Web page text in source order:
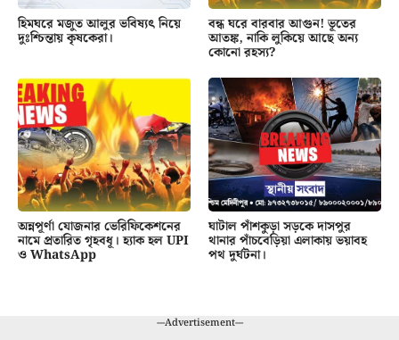
হিমঘরে মজুত আলুর ভবিষ্যৎ নিয়ে
দুঃশ্চিন্তায় কৃষকেরা।
বন্ধ ঘরে বারবার আগুন! ভূতের
আতঙ্ক, নাকি লুকিয়ে আছে অন্য
কোনো রহস্য?
অন্নপূর্ণা যোজনার ভেরিফিকেশনের
নামে প্রতারিত গৃহবধূ। হ্যাক হল UPI
ও WhatsApp
ঘাটাল পাঁশকুড়া সড়কে দাসপুর
থানার পাঁচবেড়িয়া এলাকায় ভয়াবহ
পথ দুর্ঘটনা।
---Advertisement---